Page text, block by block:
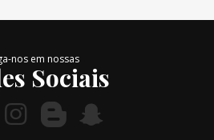
nos em nossas
Sociais